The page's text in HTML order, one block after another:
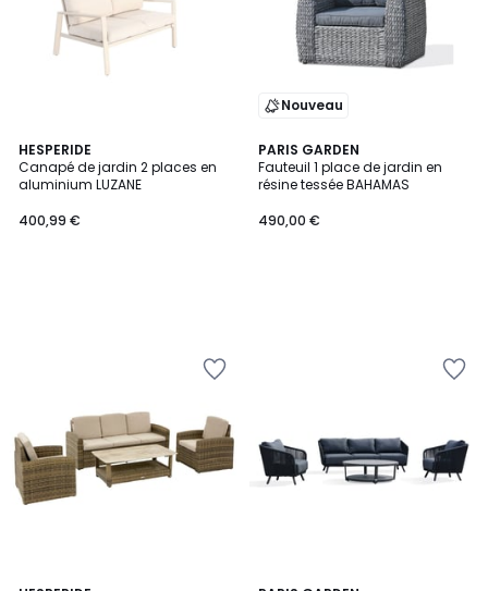
HESPERIDE
Canapé de jardin 2 places en
aluminium LUZANE
400,99 €
Nouveau
PARIS GARDEN
Fauteuil 1 place de jardin en
résine tessée BAHAMAS
490,00 €